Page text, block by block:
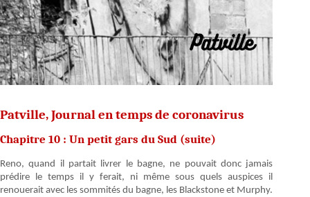
Patville, Journal en temps de coronavirus
Chapitre 10 : Un petit gars du Sud (suite)
Reno, quand il partait livrer le bagne, ne pouvait donc jamais
prédire le temps il y ferait, ni même sous quels auspices il
renouerait avec les sommités du bagne, les Blackstone et Murphy.